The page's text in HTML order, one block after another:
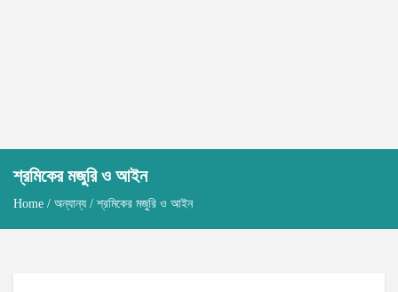
শ্রমিকের মজুরি ও আইন
Home / অন্যান্য / শ্রমিকের মজুরি ও আইন